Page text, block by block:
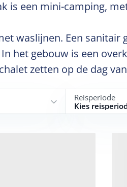
is een mini-camping,
waslijnen. Een
het gebouw is een
zetten op de dag
Reisperiode
Kies